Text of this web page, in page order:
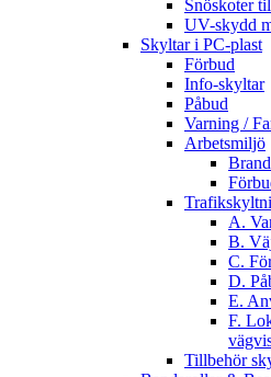
Snöskoter
UV-skydd
Skyltar i PC-plast
Förbud
Info-skyltar
Påbud
Varning /
Arbetsmiljö
A.
B.
C.
D.
E.
F.
Tillbehör